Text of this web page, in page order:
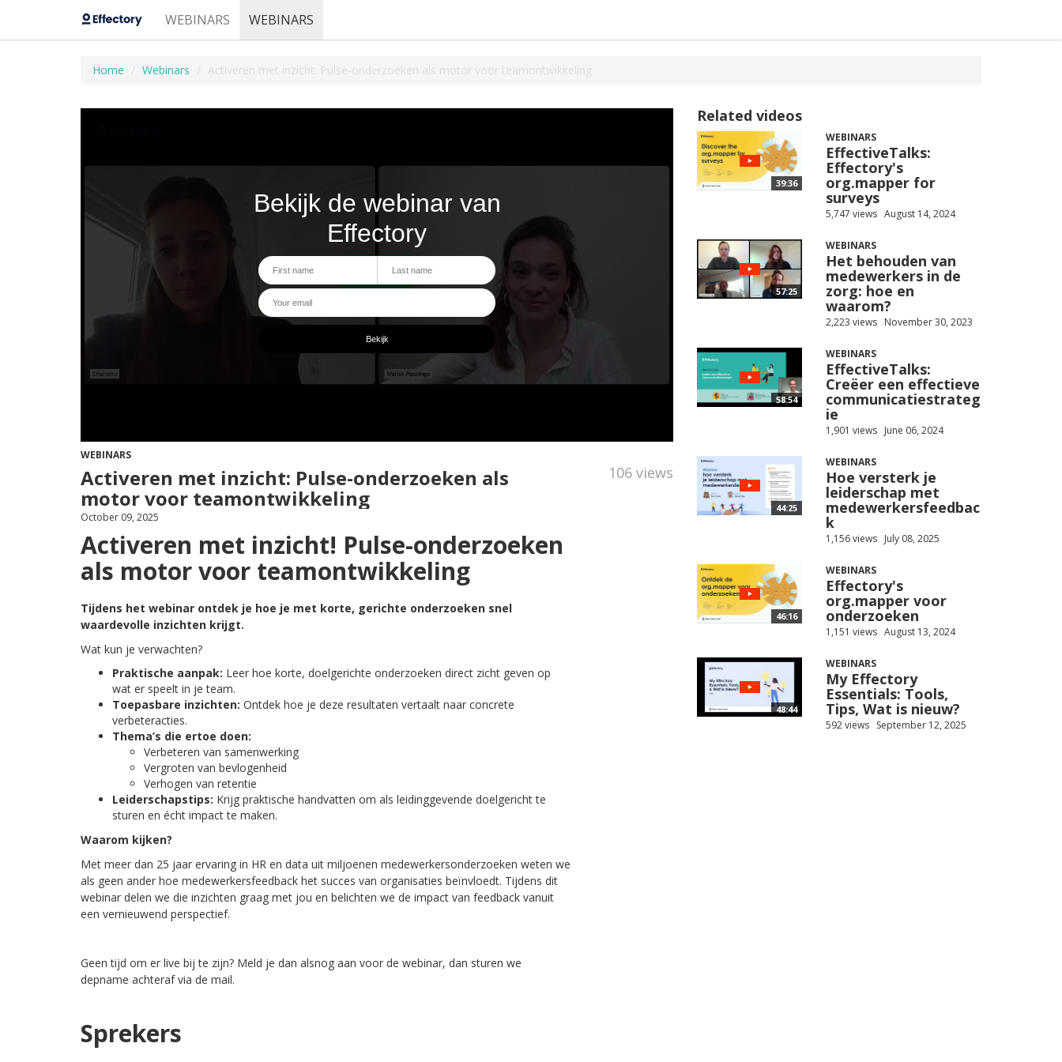
WEBINARS WEBINARS
Home Webinars Activeren met inzicht: Pulse-onderzoeken als motor voor teamontwikkeling
WEBINARS
Activeren met inzicht: Pulse-onderzoeken als
motor voor teamontwikkeling
106 views
October 09, 2025
Activeren met inzicht! Pulse-onderzoeken
als motor voor teamontwikkeling
Tijdens het webinar ontdek je hoe je met korte, gerichte onderzoeken snel
waardevolle inzichten krijgt.
Wat kun je verwachten?
Praktische aanpak: Leer hoe korte, doelgerichte onderzoeken direct zicht geven op
wat er speelt in je team.
Toepasbare inzichten: Ontdek hoe je deze resultaten vertaalt naar concrete
verbeteracties.
Thema’s die ertoe doen:
Verbeteren van samenwerking
Vergroten van bevlogenheid
Verhogen van retentie
Leiderschapstips: Krijg praktische handvatten om als leidinggevende doelgericht te
sturen en écht impact te maken.
Waarom kijken?
Met meer dan 25 jaar ervaring in HR en data uit miljoenen medewerkersonderzoeken weten we
als geen ander hoe medewerkersfeedback het succes van organisaties beïnvloedt. Tijdens dit
webinar delen we die inzichten graag met jou en belichten we de impact van feedback vanuit
een vernieuwend perspectief.
Geen tijd om er live bij te zijn? Meld je dan alsnog aan voor de webinar, dan sturen we
depname achteraf via de mail.
Sprekers
Related videos
39:36
WEBINARS
EffectiveTalks:
Effectory's
org.mapper for
surveys
5,747 views August 14, 2024
57:25
WEBINARS
Het behouden van
medewerkers in de
zorg: hoe en
waarom?
2,223 views November 30, 2023
58:54
WEBINARS
EffectiveTalks:
Creëer een effectieve
communicatiestrateg
ie
1,901 views June 06, 2024
44:25
WEBINARS
Hoe versterk je
leiderschap met
medewerkersfeedbac
k
1,156 views July 08, 2025
46:16
WEBINARS
Effectory's
org.mapper voor
onderzoeken
1,151 views August 13, 2024
48:44
WEBINARS
My Effectory
Essentials: Tools,
Tips, Wat is nieuw?
592 views September 12, 2025